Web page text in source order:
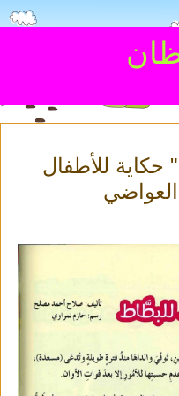
حكاية للأطفال